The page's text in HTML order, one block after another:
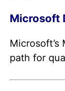
Microsoft
Microsoft’s
path for